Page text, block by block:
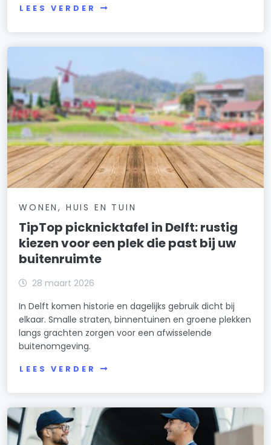
LEES VERDER
WONEN, HUIS EN TUIN
TipTop picknicktafel in Delft: rustig
kiezen voor een plek die past bij uw
buitenruimte
28 maart 2026
In Delft komen historie en dagelijks gebruik dicht bij
elkaar. Smalle straten, binnentuinen en groene plekken
langs grachten zorgen voor een afwisselende
buitenomgeving.
LEES VERDER